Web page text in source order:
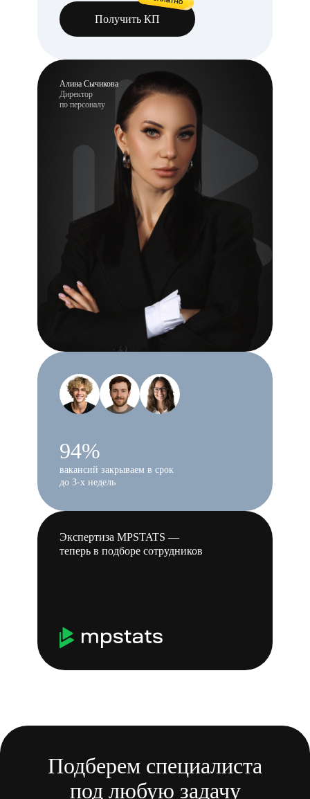
Получить КП
Алина Сычикова
Директор
по персоналу
94%
вакансий закрываем в срок
до 3-х недель
Экспертиза MPSTATS —
теперь в подборе сотрудников
Подберем специалиста
под любую задачу
Результаты говорят